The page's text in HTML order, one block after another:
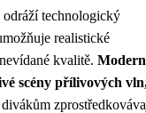
technologický
realistické
kvalitě.
scény přílivových
divákům